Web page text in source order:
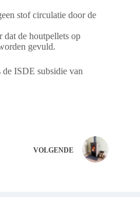
stof circulatie door de
de houtpellets op
gevuld.
ISDE subsidie van
VOLGENDE